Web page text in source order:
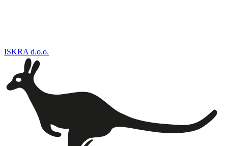
ISKRA d.o.o.